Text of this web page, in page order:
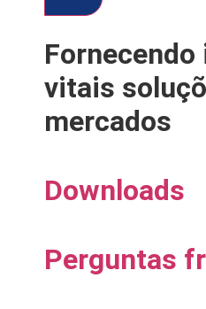
vitais
mercados
Downloads
Perguntas